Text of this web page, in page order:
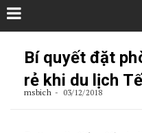
content
Bí quyết đặt
rẻ khi du lịch
msbich 03/12/2018